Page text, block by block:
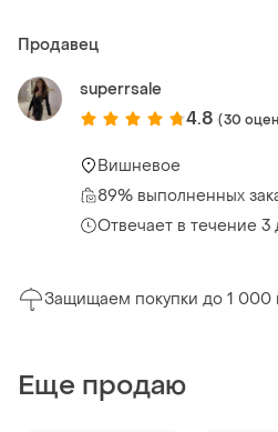
Продавец
superrsale
4.8 (30
Вишневое
89% выполненных
Отвечает в течение 3
Защищаем покупки до 1 000
Еще продаю